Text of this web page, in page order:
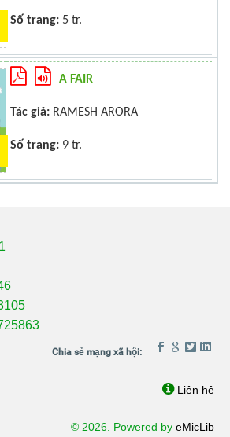
Số trang: 5 tr.
A FAIR
Tác giả: RAMESH ARORA
Số trang: 9 tr.
Liên hệ
© 2026. Powered by eMicLib